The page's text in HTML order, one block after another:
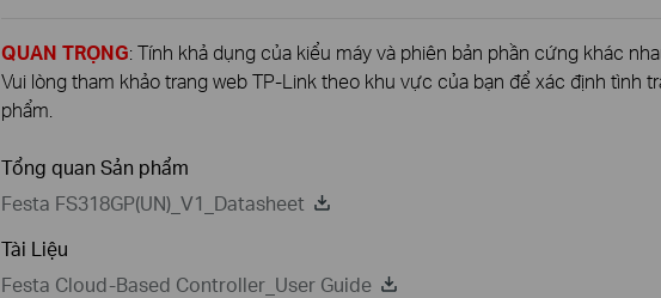
QUAN TRỌNG: Tính khả dụng của kiểu máy và phiên bản phần cứng khác
Vui lòng tham khảo trang web TP-Link theo khu vực của bạn để xác định tình
phẩm.
Tổng quan Sản phẩm
Festa FS318GP(UN)_V1_Datasheet
Tài Liệu
Festa Cloud-Based Controller_User Guide